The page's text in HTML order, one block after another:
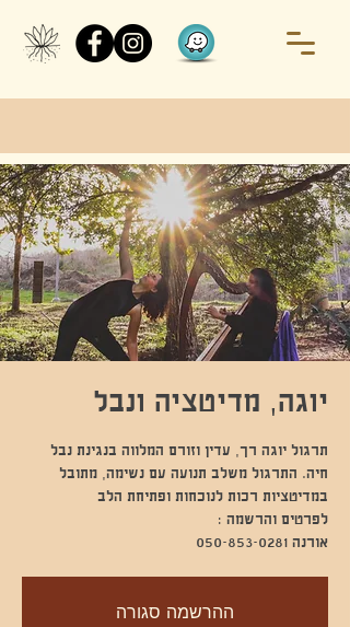
יוגה, מדיטציה ונבל
תרגול יוגה רך, עדין וזורם המלווה בנגינת נבל
חיה. התרגול משלב תנועה עם נשימה, מתובל
אורנה 050-853-0281
ההרשמה סגורה